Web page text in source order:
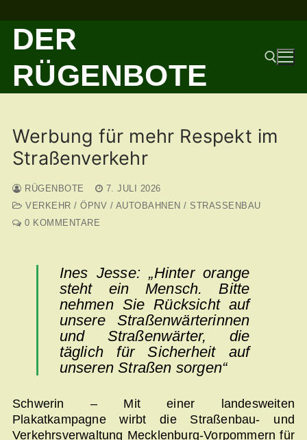
Zum
Inhalt
springen
DER
RÜGENBOTE
Werbung für mehr Respekt im
Straßenverkehr
RÜGENBOTE
7. JULI 2026
VERKEHR / ÖPNV / AUTOBAHNEN / STRASSENBAU
0 KOMMENTARE
Ines Jesse: „Hinter orange
steht ein Mensch. Bitte
nehmen Sie Rücksicht auf
unsere Straßenwärterinnen
und Straßenwärter, die
täglich für Sicherheit auf
unseren Straßen sorgen“
Schwerin – Mit einer landesweiten
Plakatkampagne wirbt die Straßenbau- und
Verkehrsverwaltung Mecklenburg-Vorpommern für